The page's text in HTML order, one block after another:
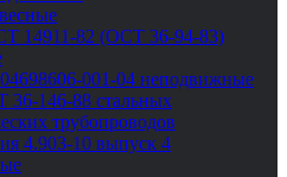
14911-82 (ОСТ 36-94-83)
001-04 неподвижные
146-88 стальных
трубопроводов
4.903-10 выпуск 4